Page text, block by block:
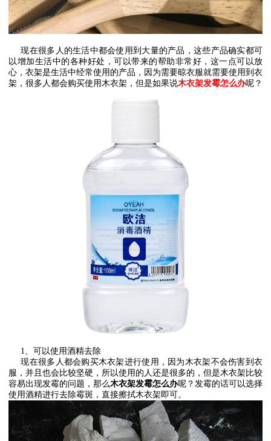
现在很多人的生活中都会使用到大量的产品，这些产品确实都可
以增加生活中的各种好处，可以带来的帮助非常好，这一点可以放
心，衣架是生活中经常使用的产品，因为需要晾衣服就需要使用到衣
架，很多人都会购买使用木衣架，但是如果说木衣架发霉怎么办呢？
1
、可以使用酒精去除
现在很多人都会购买木衣架进行使用，因为木衣架不会伤害到衣
服，并且也会比较坚硬，所以使用的人还是很多的，但是木衣架比较
容易出现发霉的问题，那么木衣架发霉怎么办呢？发霉的话可以选择
使用酒精进行去除霉斑，直接擦拭木衣架即可。